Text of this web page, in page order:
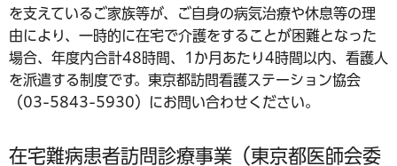
を支えているご家族等が、ご自身の病気治療や休息等の理
由により、一時的に在宅で介護をすることが困難となった
場合、年度内合計48時間、1か月あたり4時間以内、看護人
を派遣する制度です。東京都訪問看護ステーション協会
（03-5843-5930）にお問い合わせください。
在宅難病患者訪問診療事業（東京都医師会委